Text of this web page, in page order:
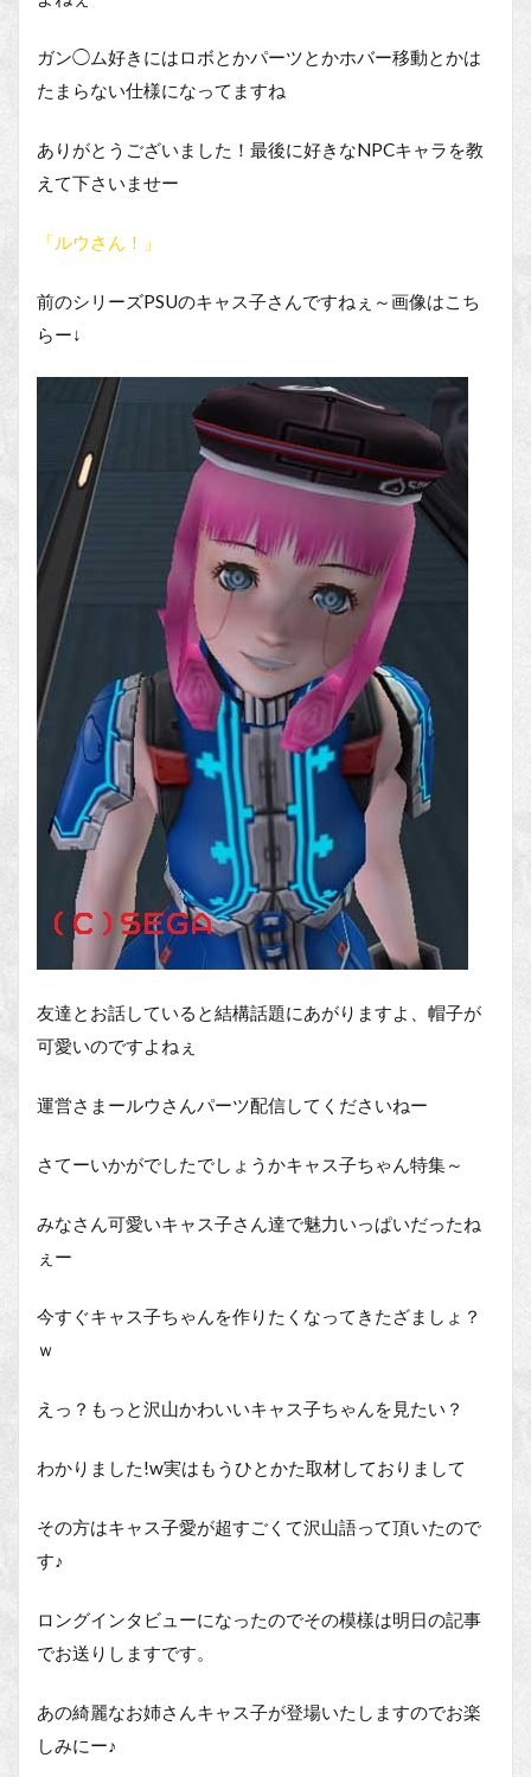
ガン◯ム好きにはロボとかパーツとかホバー移動とかは
たまらない仕様になってますね
ありがとうございました！最後に好きなNPCキャラを教
えて下さいませー
「ルウさん！」
前のシリーズPSUのキャス子さんですねぇ～画像はこち
らー↓
友達とお話していると結構話題にあがりますよ、帽子が
可愛いのですよねぇ
運営さまールウさんパーツ配信してくださいねー
さてーいかがでしたでしょうかキャス子ちゃん特集～
みなさん可愛いキャス子さん達で魅力いっぱいだったね
ぇー
今すぐキャス子ちゃんを作りたくなってきたざましょ？
ｗ
えっ？もっと沢山かわいいキャス子ちゃんを見たい？
わかりました!w実はもうひとかた取材しておりまして
その方はキャス子愛が超すごくて沢山語って頂いたので
す♪
ロングインタビューになったのでその模樣は明日の記事
でお送りしますです。
あの綺麗なお姉さんキャス子が登場いたしますのでお楽
しみにー♪